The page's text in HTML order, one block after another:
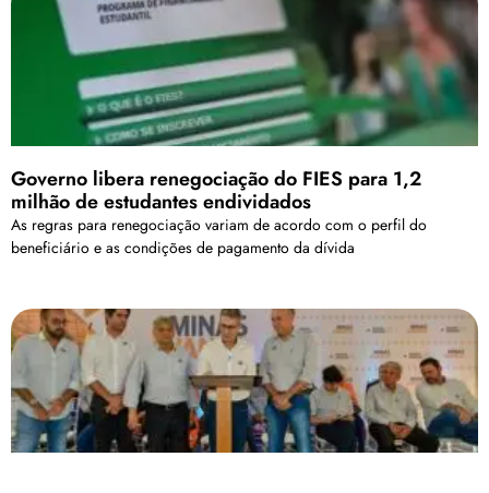
Governo libera renegociação do FIES para 1,2
milhão de estudantes endividados
As regras para renegociação variam de acordo com o perfil do
beneficiário e as condições de pagamento da dívida